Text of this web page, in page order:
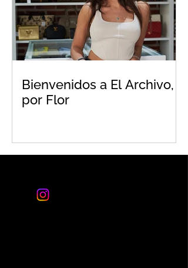
Bienvenidos a El Archivo,
por Flor